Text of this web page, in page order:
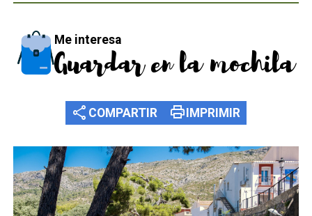
Me interesa
Guardar en la mochila
share COMPARTIR print IMPRIMIR